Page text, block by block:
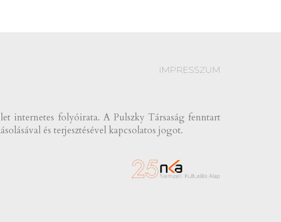
IMPRESSZUM
internetes folyóirata. A Pulszky Társaság fenntart
és terjesztésével kapcsolatos jogot.